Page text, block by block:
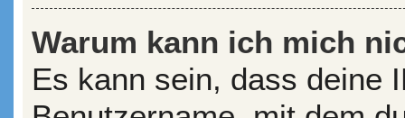
Warum kann ich mich
Es kann sein, dass deine